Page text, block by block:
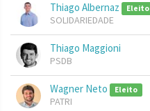
Thiago Albernaz Eleito
SOLIDARIEDADE
Thiago Maggioni
PSDB
Wagner Neto Eleito
PATRI